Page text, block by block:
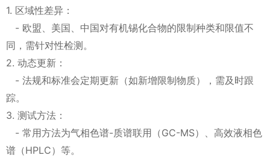
1. 区域性差异：
- 欧盟、美国、中国对有机锡化合物的限制种类和限值不
同，需针对性检测。
2. 动态更新：
- 法规和标准会定期更新（如新增限制物质），需及时跟
踪。
3. 测试方法：
- 常用方法为气相色谱-质谱联用（GC-MS）、高效液相色
谱（HPLC）等。